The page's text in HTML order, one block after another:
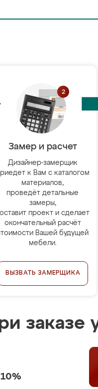
Замер и расчет
Дизайнер-замерщик
к Вам с каталогом
материалов,
проведёт детальные
замеры,
проект и сделает
окончательный расчёт
Вашей будущей
мебели.
ВЫЗВАТЬ ЗАМЕРЩИКА
заказе